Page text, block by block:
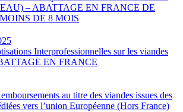
– ABATTAGE EN FRANCE DE
DE 8 MOIS
Interprofessionnelles sur les viandes
EN FRANCE
au titre des viandes issues des
vers l’union Européenne (Hors France)